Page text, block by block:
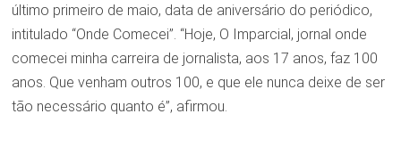
último primeiro de maio, data de aniversário do periódico,
intitulado “Onde Comecei”. “Hoje, O Imparcial, jornal onde
comecei minha carreira de jornalista, aos 17 anos, faz 100
anos. Que venham outros 100, e que ele nunca deixe de ser
tão necessário quanto é”, afirmou.